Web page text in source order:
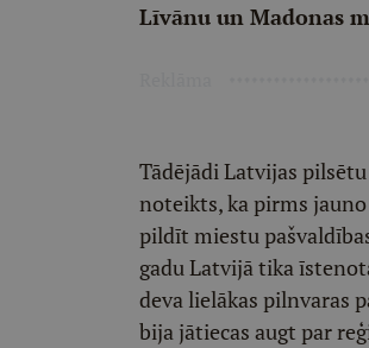
Līvānu un Madonas
Tādējādi Latvijas
noteikts, ka pirms
pildīt miestu
gadu Latvijā tika
deva lielākas pilnvaras
bija jātiecas augt par